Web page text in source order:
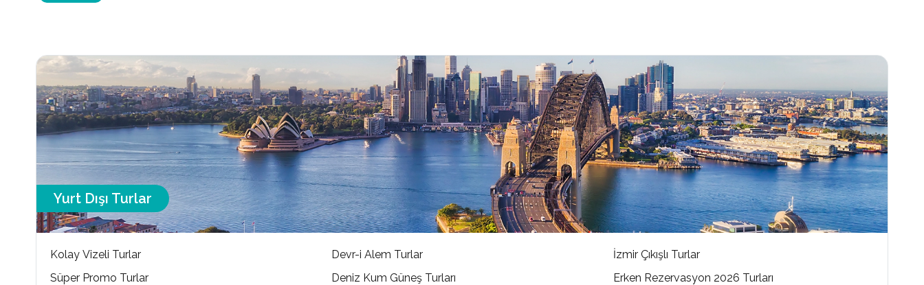
Yurt Dışı Turlar
Kolay Vizeli Turlar Devr-i Alem Turlar
İzmir Çıkışlı Turlar
Süper Promo Turlar
Deniz Kum Güneş Turları
Erken Rezervasyon 2026 Turları